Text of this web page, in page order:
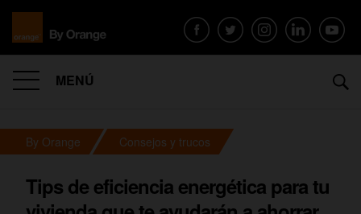
MENÚ
By Orange Consejos y trucos
Tips de eficiencia energética para tu